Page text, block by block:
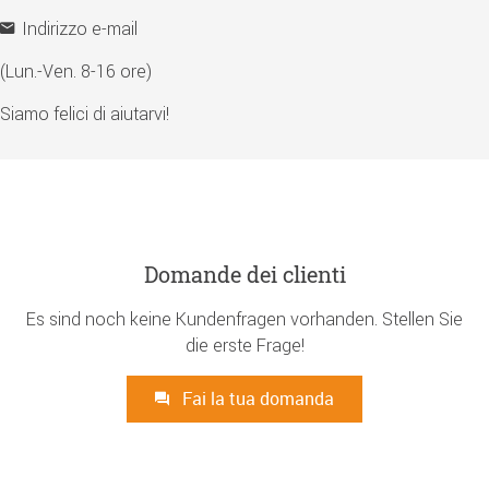
Indirizzo e-mail
(Lun.-Ven. 8-16 ore)
Siamo felici di aiutarvi!
Domande dei clienti
Es sind noch keine Kundenfragen vorhanden. Stellen Sie
die erste Frage!
Fai la tua domanda